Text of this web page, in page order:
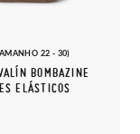
22 - 30)
BOMBAZINE
ELÁSTICOS